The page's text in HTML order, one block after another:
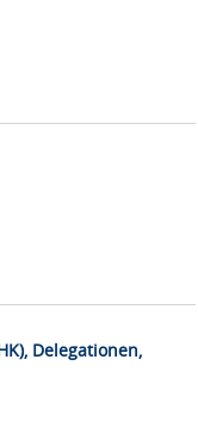
Delegationen,